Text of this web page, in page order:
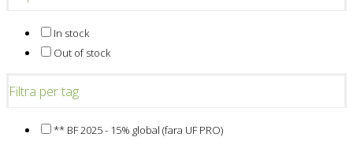
In stock
Out of stock
Filtra per tag
** BF 2025 - 15% global (fara UF PRO)